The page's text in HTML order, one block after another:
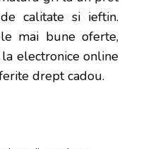
calitate si ieftin.
mai bune oferte,
electronice online
drept cadou.